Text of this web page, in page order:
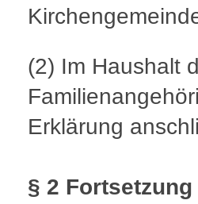
(2) Im Haushalt
Erklärung
§ 2